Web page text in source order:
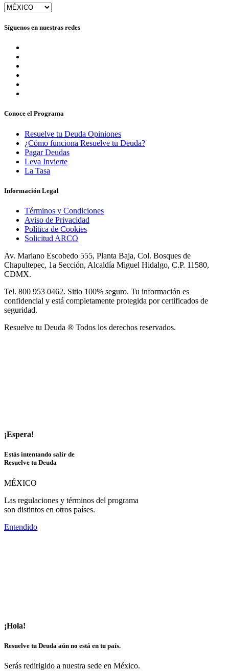
Síguenos en nuestras redes
Conoce el Programa
Resuelve tu Deuda Opiniones
¿Cómo funciona Resuelve tu Deuda?
Pagar Deudas
Leva Invierte
La Tasa
Información Legal
Términos y Condiciones
Aviso de Privacidad
Política de Cookies
Solicitud ARCO
Av. Mariano Escobedo 555, Planta Baja, Col. Bosques de
Chapultepec, 1a Sección, Alcaldía Miguel Hidalgo, C.P. 11580,
CDMX.
Tel. 800 953 0462. Sitio 100% seguro. Tu información es
confidencial y está completamente protegida por certificados de
seguridad.
Resuelve tu Deuda ® Todos los derechos reservados.
¡Espera!
Estás intentando salir de
Resuelve tu Deuda
MÉXICO
Las regulaciones y términos del programa
son distintos en otros países.
Entendido
¡Hola!
Resuelve tu Deuda aún no está en tu país.
Serás redirigido a nuestra sede en México.